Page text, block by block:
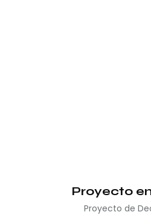
Proyecto
Proyecto de